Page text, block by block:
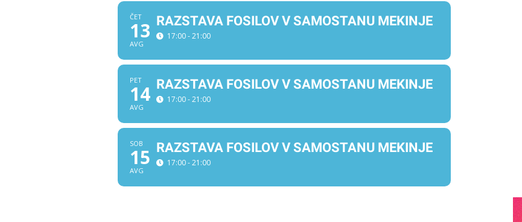
ČET
13
AVG
RAZSTAVA FOSILOV V SAMOSTANU MEKINJE
17:00 - 21:00
PET
14
AVG
RAZSTAVA FOSILOV V SAMOSTANU MEKINJE
17:00 - 21:00
SOB
15
AVG
RAZSTAVA FOSILOV V SAMOSTANU MEKINJE
17:00 - 21:00